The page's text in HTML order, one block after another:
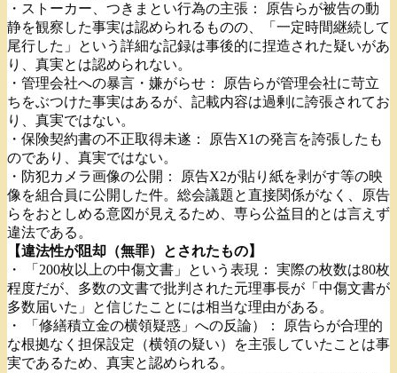
・ストーカー、つきまとい行為の主張： 原告らが被告の動
静を観察した事実は認められるものの、「一定時間継続して
尾行した」という詳細な記録は事後的に捏造された疑いがあ
り、真実とは認められない。
・管理会社への暴言・嫌がらせ： 原告らが管理会社に苛立
ちをぶつけた事実はあるが、記載内容は過剰に誇張されてお
り、真実ではない。
・保険契約書の不正取得未遂： 原告X1の発言を誇張したも
のであり、真実ではない。
・防犯カメラ画像の公開： 原告X2が貼り紙を剥がす等の映
像を組合員に公開した件。総会議題と直接関係がなく、原告
らをおとしめる意図が見えるため、専ら公益目的とは言えず
違法である。
【違法性が阻却（無罪）とされたもの】
・ 「200枚以上の中傷文書」という表現： 実際の枚数は80枚
程度だが、多数の文書で批判された元理事長が「中傷文書が
多数届いた」と信じたことには相当な理由がある。
・ 「修繕積立金の横領疑惑」への反論）： 原告らが合理的
な根拠なく担保設定（横領の疑い）を主張していたことは事
実であるため、真実と認められる。